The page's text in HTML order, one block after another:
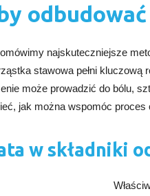
najskuteczniejsze
stawowa pełni kluczową
może prowadzić do bólu,
jak można wspomóc
w składniki